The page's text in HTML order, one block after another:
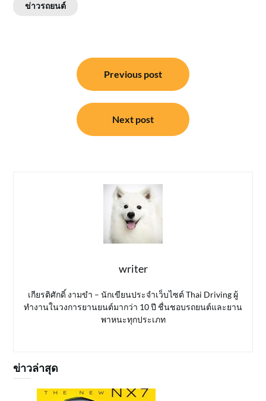
ข่าวรถยนต์
Previous post
Next post
writer
เกียรติศักดิ์ งามขำ – นักเขียนประจำเว็บไซต์ Thai Driving ผู้
ทำงานในวงการยานยนต์มากว่า 10 ปี ชื่นชอบรถยนต์และยาน
พาหนะทุกประเภท
ข่าวล่าสุด